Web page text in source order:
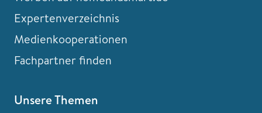
Expertenverzeichnis
Medienkooperationen
Fachpartner finden
Unsere Themen